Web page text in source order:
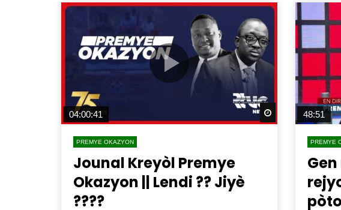
Watch Later
04:00:41
PREMYE OKAZYON
Jounal Kreyòl Premye
Okazyon || Lendi ?? Jiyè
????
48:51
PREMYE